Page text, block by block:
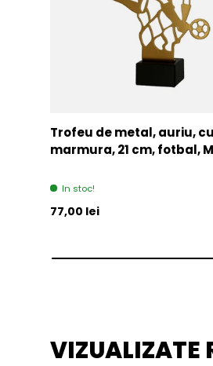
Trofeu de metal, auriu,
marmura, 21 cm, fotbal,
In stoc!
Pret initial
77,00 lei
VIZUALIZATE